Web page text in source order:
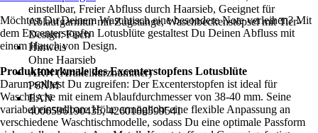
einstellbar, Freier Abfluss durch Haarsieb, Geeignet für
Ablaufgarnitur mit Zugstange, Waschbeckenstöpsel mit Tier-
Design: Fisch
Hinweis
Ohne Haarsieb
AKN (Artikelkurznummer)
P6NM
EAN
4006596190435, 4260180599541
Möchtest Du Deinem Waschtisch eine besondere Note verleihen? Mit
dem Excenterstopfen Lotusblüte gestaltest Du Deinen Abfluss mit
einem Hauch von Design.
Produktmerkmale des Excenterstopfens Lotusblüte
Darum solltest Du zugreifen: Der Excenterstopfen ist ideal für
Waschtische mit einem Ablaufdurchmesser von 38-40 mm. Seine
variabel einstellbare Höhe ermöglicht eine flexible Anpassung an
verschiedene Waschtischmodelle, sodass Du eine optimale Passform